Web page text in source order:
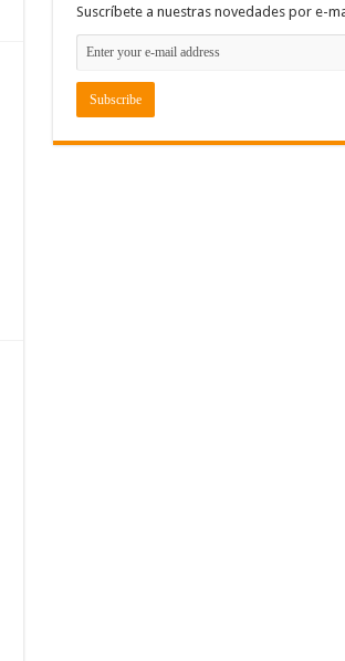
Suscríbete a nuestras novedades por e-